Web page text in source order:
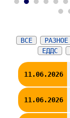
23 24
ВСЕ РАЗНОЕ
ЕДДС
11.06.2026
11.06.2026